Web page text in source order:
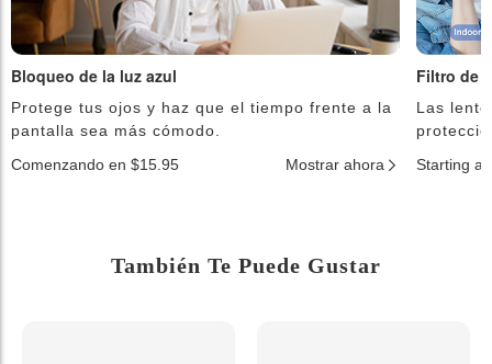
Bloqueo de la luz azul
Protege tus ojos y haz que el tiempo frente a la
pantalla sea más cómodo.
Comenzando en $15.95
Mostrar ahora
Filtro de
Las
Starting at
También Te Puede Gustar